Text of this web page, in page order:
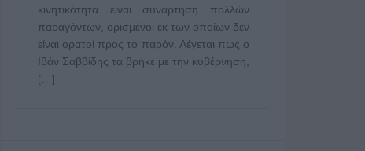
κινητικότητα είναι συνάρτηση πολλών
παραγόντων, ορισμένοι εκ των οποίων δεν
είναι ορατοί προς το παρόν. Λέγεται πως ο
Ιβάν Σαββίδης τα βρήκε με την κυβέρνηση,
[…]